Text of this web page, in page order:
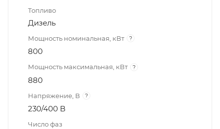
Топливо
Дизель
Мощность номинальная, кВт ?
800
Мощность максимальная, кВт ?
880
Напряжение, В ?
230/400 B
Число фаз